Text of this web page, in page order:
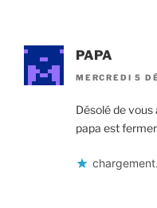
PAPA
MERCREDI 5
Désolé de
papa est